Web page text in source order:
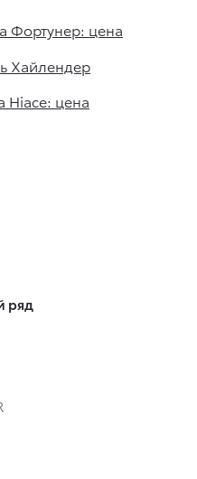
Фортунер: цена
Хайлендер
Hiace: цена
ряд